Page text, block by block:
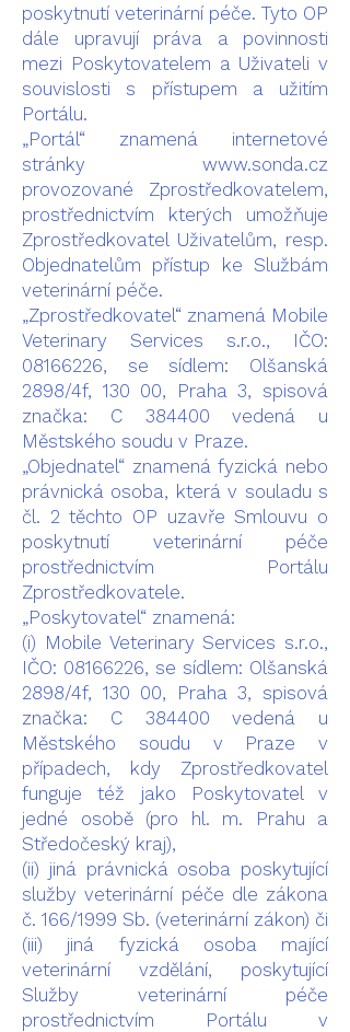
poskytnutí veterinární péče. Tyto OP
dále upravují práva a povinnosti
mezi Poskytovatelem a Uživateli v
souvislosti s přístupem a užitím
Portálu.
„Portál“ znamená internetové
stránky www.sonda.cz
provozované Zprostředkovatelem,
prostřednictvím kterých umožňuje
Zprostředkovatel Uživatelům, resp.
Objednatelům přístup ke Službám
veterinární péče.
„Zprostředkovatel“ znamená Mobile
Veterinary Services s.r.o., IČO:
08166226, se sídlem: Olšanská
2898/4f, 130 00, Praha 3, spisová
značka: C 384400 vedená u
Městského soudu v Praze.
„Objednatel“ znamená fyzická nebo
právnická osoba, která v souladu s
čl. 2 těchto OP uzavře Smlouvu o
poskytnutí veterinární péče
prostřednictvím Portálu
Zprostředkovatele.
„Poskytovatel“ znamená:
(i) Mobile Veterinary Services s.r.o.,
IČO: 08166226, se sídlem: Olšanská
2898/4f, 130 00, Praha 3, spisová
značka: C 384400 vedená u
Městského soudu v Praze v
případech, kdy Zprostředkovatel
funguje též jako Poskytovatel v
jedné osobě (pro hl. m. Prahu a
Středočeský kraj),
(ii) jiná právnická osoba poskytující
služby veterinární péče dle zákona
č. 166/1999 Sb. (veterinární zákon) či
(iii) jiná fyzická osoba mající
veterinární vzdělání, poskytující
Služby veterinární péče
prostřednictvím Portálu v